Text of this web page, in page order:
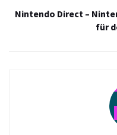
Nintendo Direct –
für